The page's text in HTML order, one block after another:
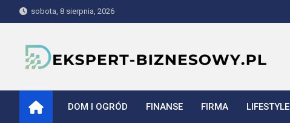
to
sobota, 8 sierpnia, 2026
ekspert-biznesowy.pl
DOM I OGRÓD FINANSE FIRMA LIFESTYLE